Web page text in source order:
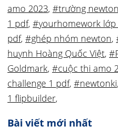
amo 2023, #trường newton
1 pdf, #yourhomework lớp
pdf, #ghép nhóm newton,
huynh Hoàng Quốc Việt,
Goldmark, #cuộc thi amo
challenge 1 pdf, #newtonki,
1 flipbuilder,
Bài viết mới nhất